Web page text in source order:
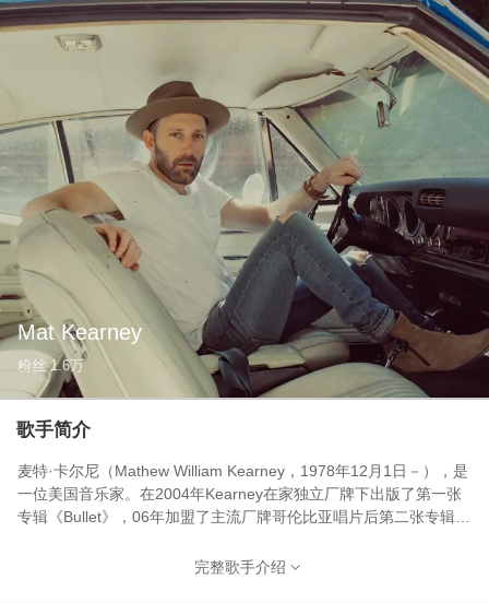
Mat Kearney
粉丝 1.6万
歌手简介
麦特·卡尔尼（Mathew William Kearney，1978年12月1日－），是
一位美国音乐家。在2004年Kearney在家独立厂牌下出版了第一张
专辑《Bullet》，06年加盟了主流厂牌哥伦比亚唱片后第二张专辑
录制的专辑，为Kearney稍稍淡化Hip-Hop的押韵，更多的专注于吉
完整歌手介绍